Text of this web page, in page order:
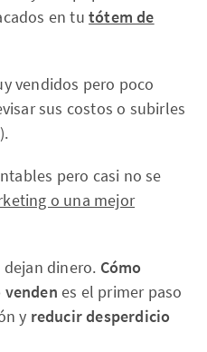
en tu tótem de
vendidos pero poco
sus costos o subirles
pero casi no se
o una mejor
dejan dinero. Cómo
es el primer paso
y reducir desperdicio